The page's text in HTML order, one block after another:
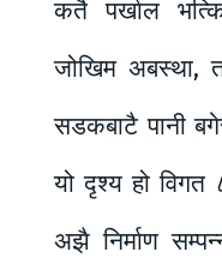
कतै पर्खाल
जोखिम अबस्था,
सडकबाटै पानी
यो दृश्य हो विगत
अझै निर्माण